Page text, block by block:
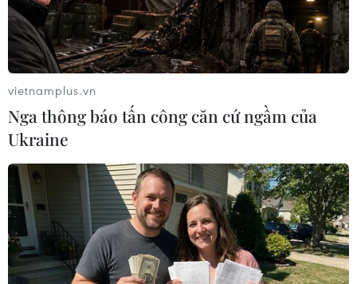
Tạo tiền đề phát triển văn hóa du lịch
địa phương
06/08/2026 07:30
Chủ tịch Quốc hội Thái Lan dự khai
mạc Triển lãm 50 năm quan hệ ngoại
giao Việt Nam-Thái Lan
06/08/2026 05:48
Hà Nội: 'Đánh thức' di sản văn hóa,
mở đường cho sáng tạo
06/08/2026 04:25
vietnamplus.vn
Nga thông báo tấn công căn cứ ngầm của
Ukraine